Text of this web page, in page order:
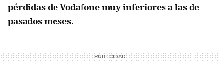
pérdidas de Vodafone muy inferiores a las de
pasados meses.